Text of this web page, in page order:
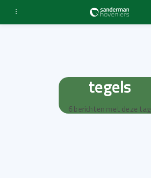
tegels
6 berichten met deze tag